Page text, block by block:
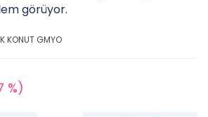
görüyor.
KONUT GMYO
%)